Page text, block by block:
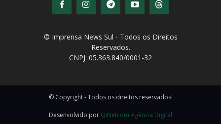
© Imprensa News Sul - Todos os Direitos
Reservados.
CNPJ: 05.363.840/0001-32
© Copyright - Todos os direitos reservados!
Desenvolvido por QiNetcom Agência Digital